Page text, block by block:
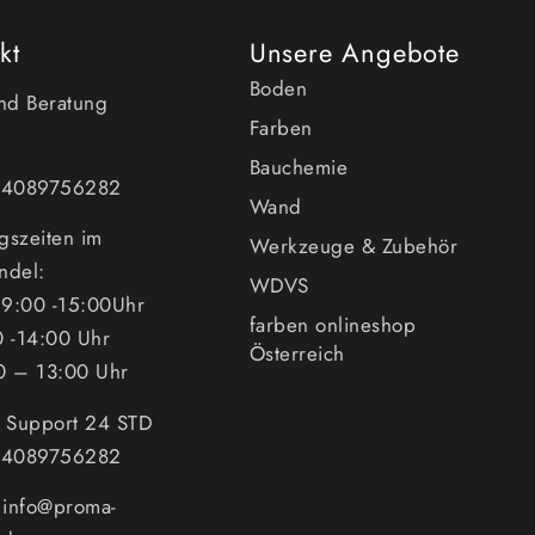
Beratung
im
-15:00Uhr
-14:00 Uhr
– 13:00 Uhr
Support 24 STD
Unsere Angebote
Boden
Farben
Bauchemie
Wand
Werkzeuge & Zubehör
WDVS
farben onlineshop
Österreich